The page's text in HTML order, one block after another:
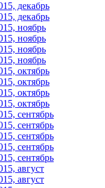
декабрь
декабрь
ноябрь
ноябрь
ноябрь
ноябрь
октябрь
октябрь
октябрь
октябрь
сентябрь
сентябрь
сентябрь
сентябрь
сентябрь
август
август